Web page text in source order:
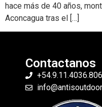
hace más de 40 años,
Aconcagua tras el […]
Contactanos